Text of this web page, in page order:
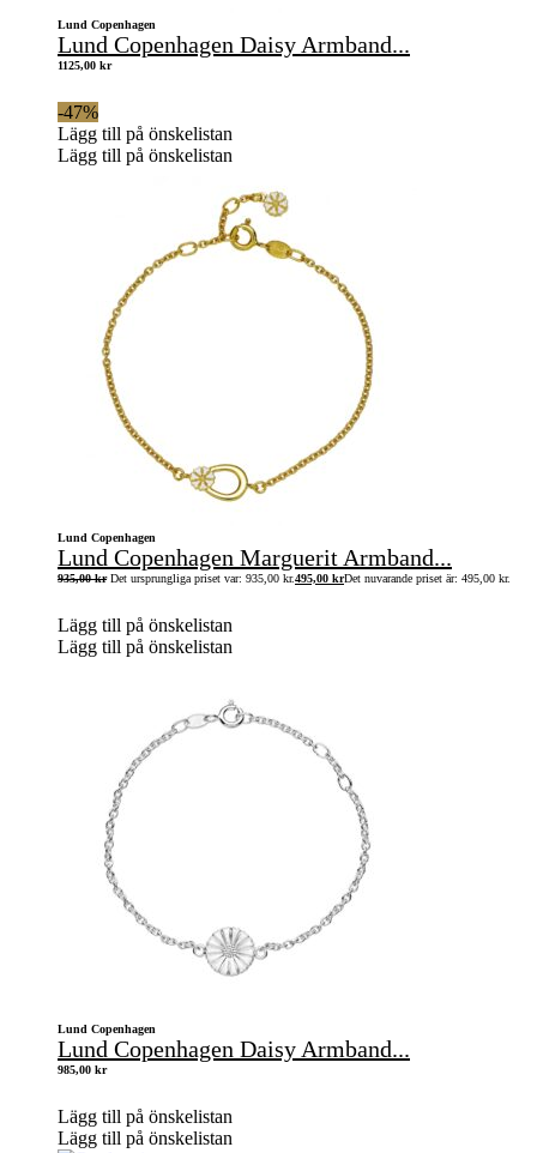
Lund Copenhagen
Lund Copenhagen Daisy Armband...
1125,00 kr
-47%
Lägg till på önskelistan
Lägg till på önskelistan
Lund Copenhagen
Lund Copenhagen Marguerit Armband...
935,00kr Det ursprungliga priset var: 935,00 kr.495,00 krDet nuvarande priset är: 495,00 kr.
Lägg till på önskelistan
Lägg till på önskelistan
Lund Copenhagen
Lund Copenhagen Daisy Armband...
985,00 kr
Lägg till på önskelistan
Lägg till på önskelistan